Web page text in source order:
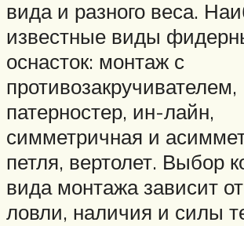
вида и разного веса.
известные виды
оснасток: монтаж с
противозакручивателем,
патерностер, ин-лайн,
симметричная и
петля, вертолет. Выбор
вида монтажа зависит
ловли, наличия и силы